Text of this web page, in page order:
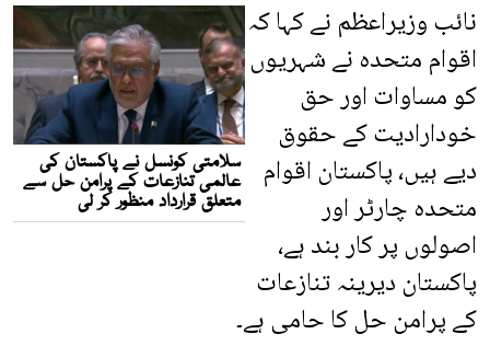
نائب وزیراعظم نے کہا کہ
اقوام متحدہ نے شہریوں
کو مساوات اور حق
خودارادیت کے حقوق
دیے ہیں، پاکستان اقوام
متحدہ چارٹر اور
اصولوں پر کار بند ہے،
پاکستان دیرینہ تنازعات
کے پرامن حل کا حامی ہے۔